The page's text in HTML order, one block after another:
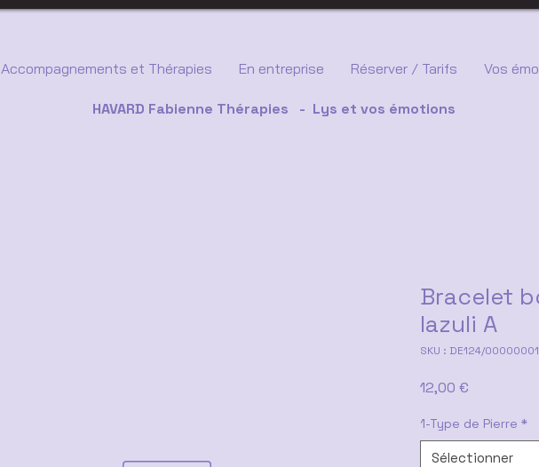
HAVARD Fabienne Thérapies - Lys et vos émotions
Accompagnements et Thérapies En entreprise Réserver / Tarifs Vos
Bracelet
lazuli A
SKU : DE124/
12,00 €
1-Type de Pierre *
Sélectionner